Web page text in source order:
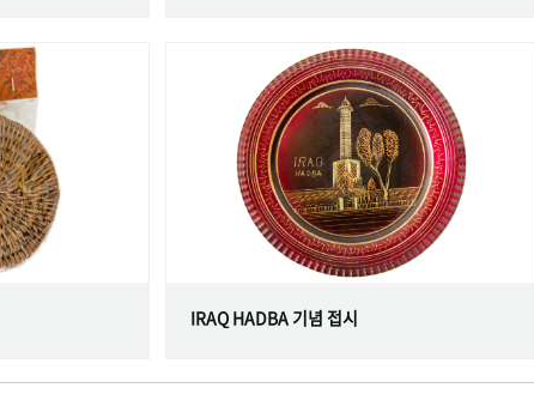
IRAQ HADBA 기념 접시